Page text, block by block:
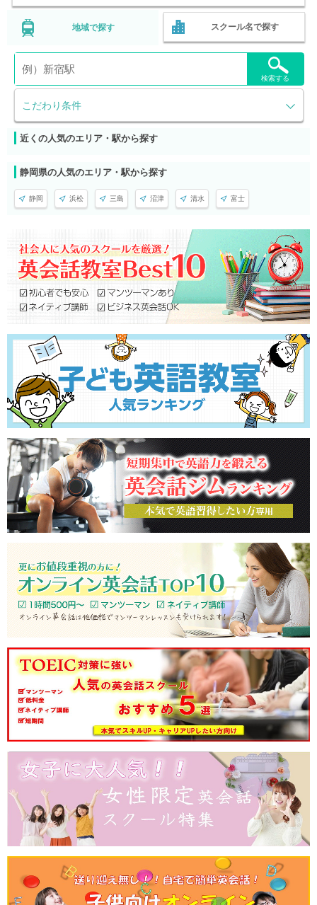
地域で探す スクール名で探す
こだわり条件
検索する
近くの人気のエリア・駅から探す
静岡県の人気のエリア・駅から探す
静岡 浜松 三島 沼津 清水 富士